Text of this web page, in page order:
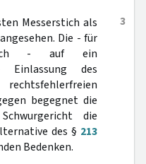
3
Messerstich als
Die - für
- auf ein
Einlassung des
begegnet die
die
des § 213
Bedenken.